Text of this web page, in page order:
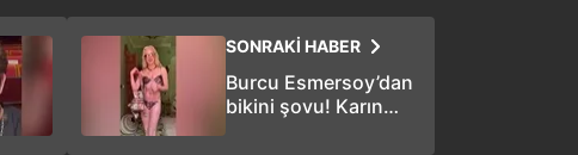
SONRAKİ HABER
Burcu Esmersoy’dan
bikini şovu! Karın